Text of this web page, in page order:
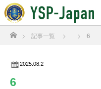
ホーム
記事一覧 6
2025.08.2
6